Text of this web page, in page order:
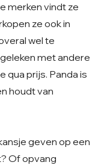
merken vindt ze
ze ook in
wel te
met andere
qua prijs. Panda is
houdt van
geven op een
Of opvang